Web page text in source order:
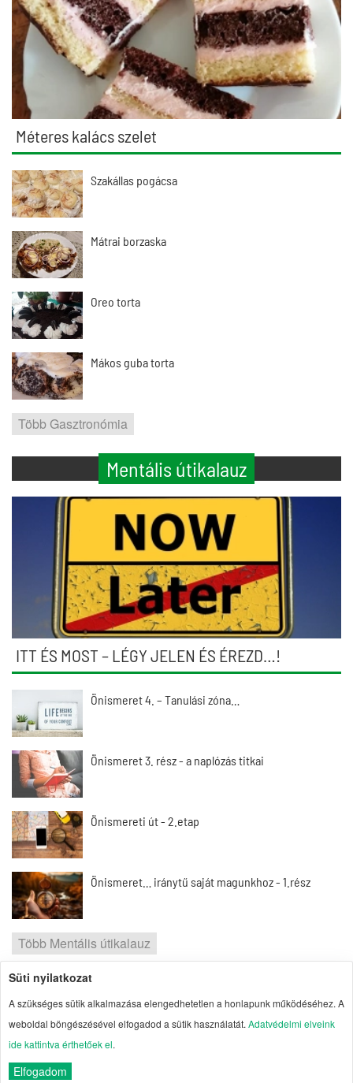
Méteres kalács szelet
Szakállas pogácsa
Mátrai borzaska
Oreo torta
Mákos guba torta
Több Gasztronómia
Mentális útikalauz
ITT ÉS MOST – LÉGY JELEN ÉS ÉREZD…!
Önismeret 4. – Tanulási zóna…
Önismeret 3. rész - a naplózás titkai
Önismereti út - 2.etap
Önismeret… iránytű saját magunkhoz - 1.rész
Több Mentális útikalauz
Szerzői jogok| Adatvédelmi elvek| Süti
kezelés
Süti nyilatkozat
A szükséges sütik alkalmazása elengedhetetlen a honlapunk működéséhez. A
weboldal böngészésével elfogadod a sütik használatát. Adatvédelmi elveink
ide kattintva érthetőek el.
Elfogadom